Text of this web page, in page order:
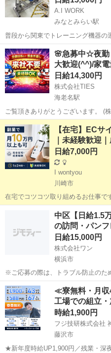
A.I WORK
みなとみらい駅
普段から関東でトレーニング機器の
が、仕事量の拡大に伴い定期的に働
力仕事がメインになるので普段体を
味のあ
神奈川 横浜市 みなとみらい駅
🌸急募中☆夜勤
大歓迎(^^)/家
日給14,300円
株式会社TIES
海老名駅
ご覧頂きありがとうございます。 (株)TIESは、大阪をメインにイベン
ト会場の設営・撤去、オフィス・ホ
搬入・撤去 を行っています。 今回は家電量販店でリニューアルオープ
ンに伴う、...
神奈川 海老名市 海老名駅
【在宅】ECサ
｜未経験歓迎
日給7,000円
I wontyou
川崎市
在宅でコツコツ取り組めるお仕事で
スタッフを募集しています。 特別
ニュアルをご用意しておりますの
トできます。 「在...
川崎市 軽作業 ス
中区【日給1.5
の訪問・パン
日給15,000円
株式会社ワン
横浜市
※ご応募の際は、トラブル防止のた
ください。 不動産会社様を定期的に訪問し、信頼関係を構築しながら
パンフレットの設置・補充を行っ
「顔」として丁寧な挨拶や最低限...
神奈川 横浜市 その他 ス
≪寮無料・月収
工場での組立
時給1,900円
フジ技研株式会社
藤沢市
★新年度時給UP1,900円／残業・深夜2,375円 更に3か月